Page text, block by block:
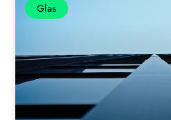
Glas